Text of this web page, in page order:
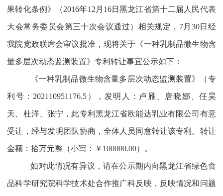
果转化条例》（2016年12月16日黑龙江省第十二届人民代表
大会常务委员会第三十次会议通过）相关规定，7月30日经
我院党政联席会审议批准，现将关于《一种乳制品微生物含
量多层次动态监测装置》专利转让事宜公示如下：
《一种乳制品微生物含量多层次动态监测装置》（专
利号：202110951176.5），发明人：卢雁、唐晓娜、任昊
天、杜洋、张宁，此专利黑龙江省欧能达乳业有限公司有意
受让，经与发明团队协商，全体人员同意转让该专利。转让
金额：拾万元整（小写：￥100000.00）。
如对此情况有异议，请在公示期内向黑龙江省绿色食
品科学研究院科学技术处合作推广科反映，反映情况和问题